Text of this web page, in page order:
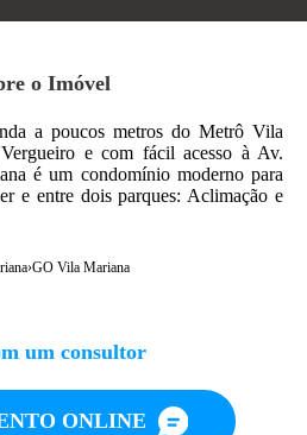
o Imóvel
a poucos metros do Metrô Vila
e com fácil acesso à Av.
é um condomínio moderno para
e entre dois parques: Aclimação e
›GO Vila Mariana
um consultor
ONLINE